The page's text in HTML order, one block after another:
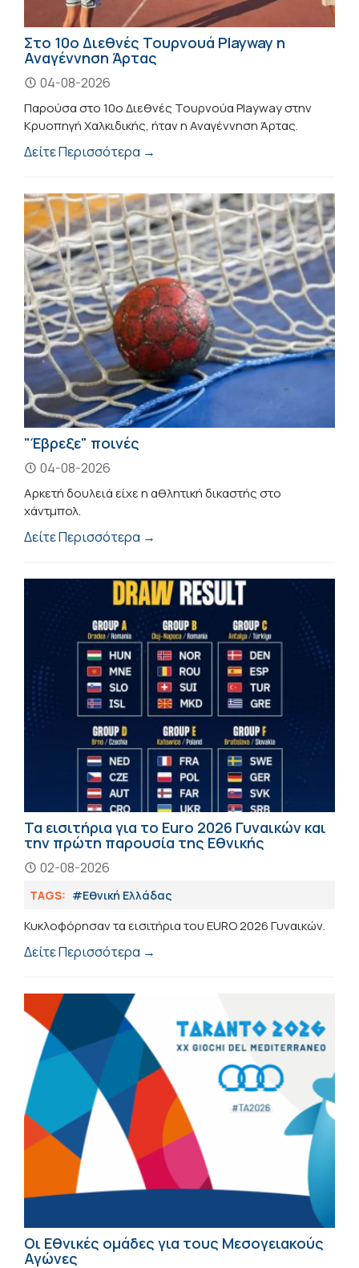
Στο 10ο Διεθνές Τουρνουά Playway η
Αναγέννηση Άρτας
04-08-2026
Παρούσα στο 10ο Διεθνές Τουρνούα Playway στην
Κρυοπηγή Χαλκιδικής, ήταν η Αναγέννηση Άρτας.
Δείτε Περισσότερα →
"Έβρεξε" ποινές
04-08-2026
Αρκετή δουλειά είχε η αθλητική δικαστής στο
χάντμπολ.
Δείτε Περισσότερα →
Τα εισιτήρια για το Euro 2026 Γυναικών και
την πρώτη παρουσία της Εθνικής
02-08-2026
TAGS: #Εθνική Ελλάδας
Κυκλοφόρησαν τα εισιτήρια του ΕURO 2026 Γυναικών.
Δείτε Περισσότερα →
Οι Εθνικές ομάδες για τους Μεσογειακούς
Αγώνες